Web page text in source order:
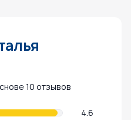
10 отзывов
4.6